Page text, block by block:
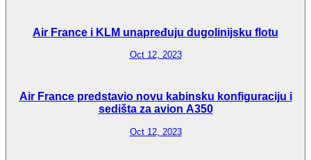
Air France i KLM unapređuju dugolinijsku flotu
Oct 12, 2023
Air France predstavio novu kabinsku konfiguraciju i
sedišta za avion A350
Oct 12, 2023